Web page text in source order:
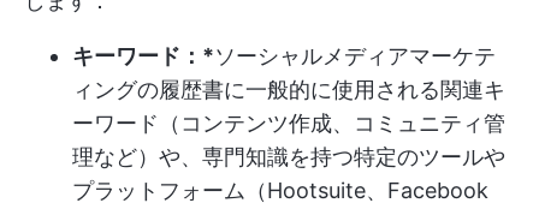
キーワード：*ソーシャルメディアマーケテ
ィングの履歴書に一般的に使用される関連キ
ーワード（コンテンツ作成、コミュニティ管
理など）や、専門知識を持つ特定のツールや
プラットフォーム（Hootsuite、Facebook